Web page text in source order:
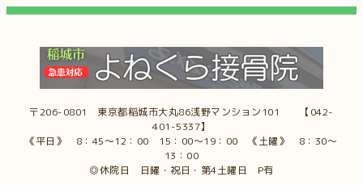
〒206-0801 東京都稲城市大丸86浅野マンション101 【042-
401-5337】
《平日》 8：45～12：00 15：00～19：00 《土曜》 8：30～
13：00
◎休院日 日曜・祝日・第4土曜日 P有